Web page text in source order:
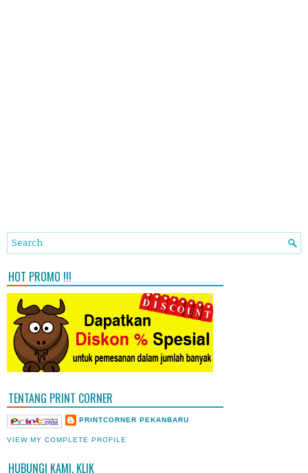
HOT PROMO !!!
TENTANG PRINT CORNER
PRINTCORNER PEKANBARU
VIEW MY COMPLETE PROFILE
HUBUNGI KAMI, KLIK